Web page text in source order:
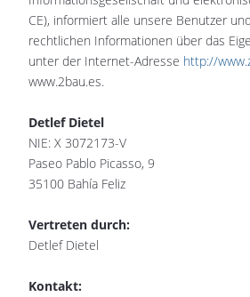
CE), informiert alle unsere Benutzer
rechtlichen Informationen über das
unter der Internet-Adresse http://
www.2bau.es.
Detlef Dietel
NIE: X 3072173-V
Paseo Pablo Picasso, 9
35100 Bahía Feliz
Vertreten durch:
Detlef Dietel
Kontakt: